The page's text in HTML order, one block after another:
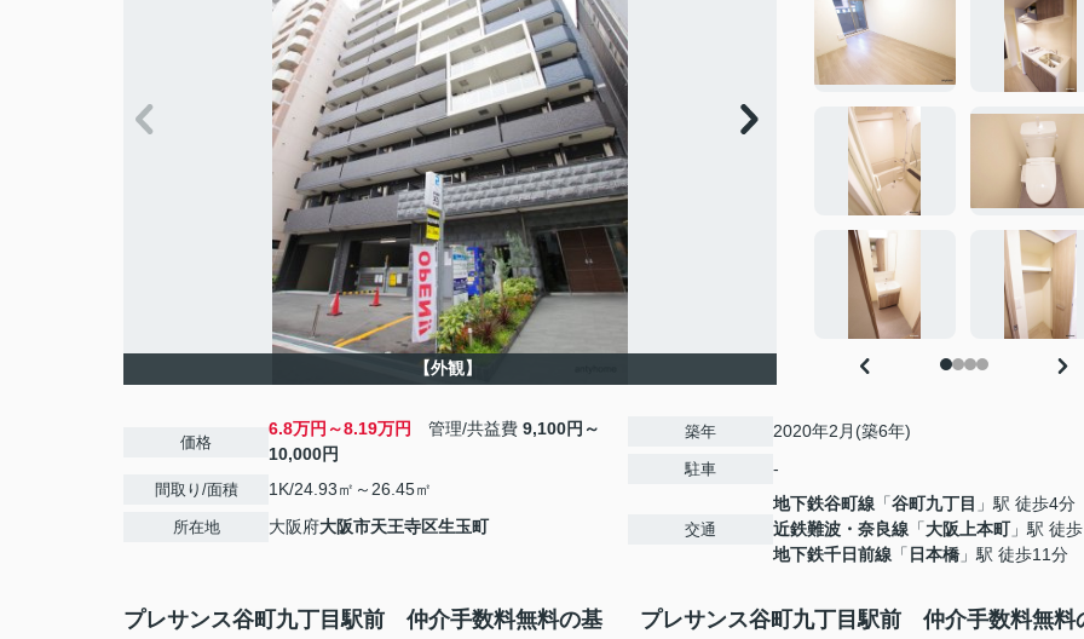
【外観】
価格
6.8万円～8.19万円 管理/共益費 9,100円～
10,000円
間取り/面積 1K/24.93㎡～26.45㎡
所在地 大阪府大阪市天王寺区生玉町
築年 2020年2月(築6年)
駐車 -
交通
地下鉄谷町線 「谷町九丁目 」駅 徒歩4分
近鉄難波・奈良線 「大阪上本町」駅 徒
地下鉄千日前線 「 日本橋 」駅 徒歩11分
プレサンス谷町九丁目駅前 仲介手数料無料の基
プレサンス谷町九丁目駅前 仲介手数料無料